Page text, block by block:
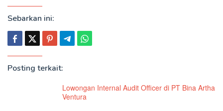
Sebarkan ini:
Posting terkait:
Lowongan Internal Audit Officer di PT Bina Artha
Ventura